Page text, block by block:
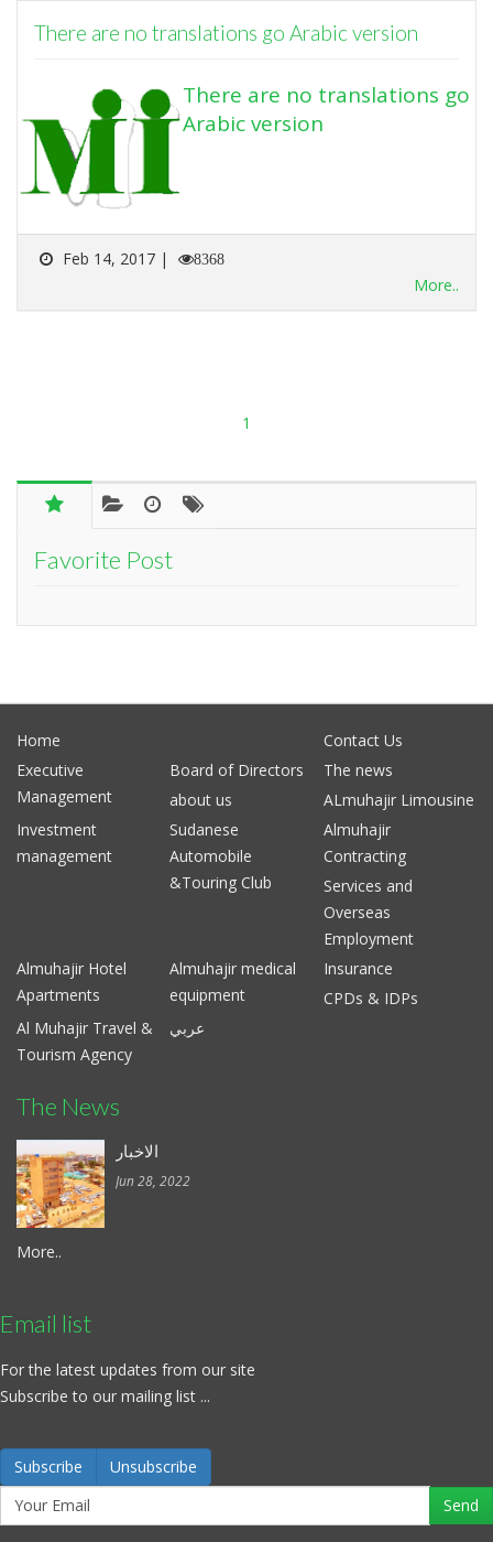
There are no translations go Arabic version
There are no translations go
Arabic version
Feb 14, 2017 | 8368
More..
1
Favorite Post
Home
Contact Us
Executive
Management
Board of Directors
The news
about us
ALmuhajir Limousine
Investment
management
Sudanese
Automobile
&Touring Club
Almuhajir
Contracting
Services and
Overseas
Employment
Almuhajir Hotel
Apartments
Almuhajir medical
equipment
Insurance
CPDs & IDPs
Al Muhajir Travel &
Tourism Agency
عربي
The News
الاخبار
Jun 28, 2022
More..
Email list
For the latest updates from our site
Subscribe to our mailing list ...
Subscribe Unsubscribe